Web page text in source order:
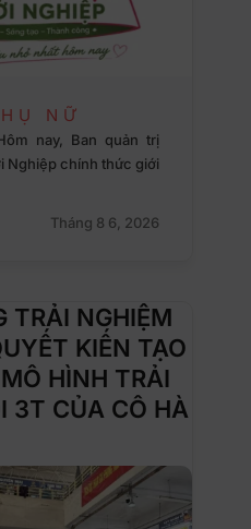
NỮ
nay, Ban quản trị
Nghiệp chính thức giới
Tháng 8 6, 2026
TRẢI NGHIỆM
KIẾN TẠO
HÌNH TRẢI
3T CỦA CÔ HÀ